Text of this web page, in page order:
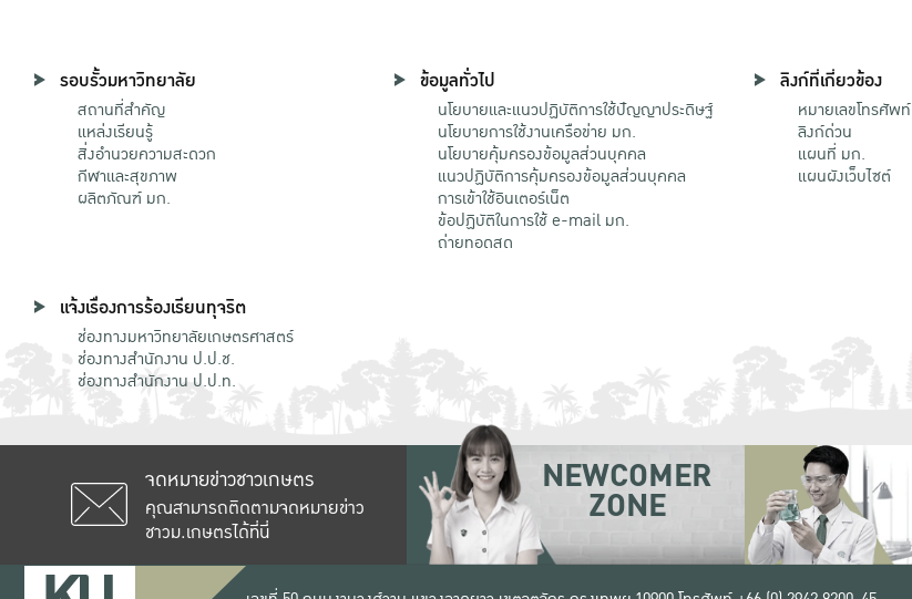
รอบรั้วมหาวิทยาลัย
สถานที่สำคัญ
แหล่งเรียนรู้
สิ่งอำนวยความสะดวก
กีฬาและสุขภาพ
ผลิตภัณฑ์ มก.
ข้อมูลทั่วไป
นโยบายและแนวปฏิบัติการใช้ปัญญาประดิษฐ์
นโยบายการใช้งานเครือข่าย มก.
นโยบายคุ้มครองข้อมูลส่วนบุคคล
แนวปฏิบัติการคุ้มครองข้อมูลส่วนบุคคล
การเข้าใช้อินเตอร์เน็ต
ข้อปฏิบัติในการใช้ e-mail มก.
ถ่ายทอดสด
ลิงก์ที่เกี่ยวข้อง
หมายเลขโทรศัพท์
ลิงก์ด่วน
แผนที่ มก.
แผนผังเว็บไซต์
แจ้งเรื่องการร้องเรียนทุจริต
ช่องทางมหาวิทยาลัยเกษตรศาสตร์
ช่องทางสำนักงาน ป.ป.ช.
ช่องทางสำนักงาน ป.ป.ท.
จดหมายข่าวชาวเกษตร
คุณสามารถติดตามจดหมายข่าว
ชาวม.เกษตรได้ที่นี่
NEWCOMER
ZONE